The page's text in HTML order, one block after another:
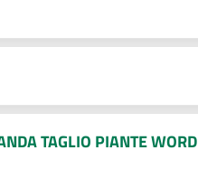
TAGLIO PIANTE WORD